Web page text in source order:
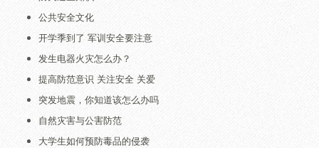
公共安全文化
开学季到了 军训安全要注意
发生电器火灾怎么办？
提高防范意识 关注安全 关爱
突发地震，你知道该怎么办吗
自然灾害与公害防范
大学生如何预防毒品的侵袭